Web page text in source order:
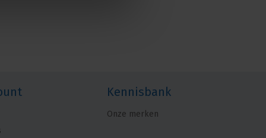
Kennisbank
Onze merken